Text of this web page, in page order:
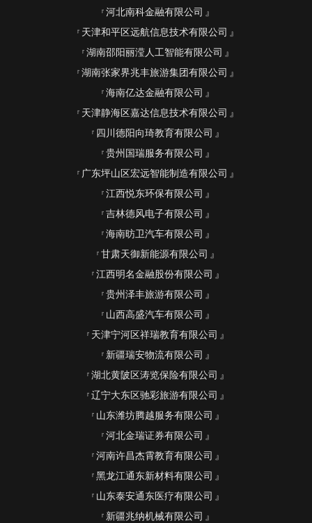
河北南科金融有限公司
天津和平区远航信息技术有限公司
湖南邵阳丽滢人工智能有限公司
湖南张家界兆丰旅游集团有限公司
海南亿达金融有限公司
天津静海区嘉达信息技术有限公司
四川德阳向琦教育有限公司
贵州国瑞服务有限公司
广东坪山区宏远智能制造有限公司
江西悦东环保有限公司
吉林德风电子有限公司
海南昉卫汽车有限公司
甘肃天御新能源有限公司
江西明名金融股份有限公司
贵州泽丰旅游有限公司
山西高盛汽车有限公司
天津宁河区祥瑞教育有限公司
新疆瑞安物流有限公司
湖北黄陂区涛览保险有限公司
辽宁大东区驰彩旅游有限公司
山东潍坊腾越服务有限公司
河北金瑞证券有限公司
河南许昌杰霄教育有限公司
黑龙江通东新材料有限公司
山东泰安通东医疗有限公司
新疆兆纳机械有限公司